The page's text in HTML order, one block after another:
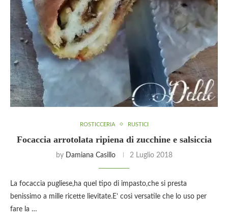
ROSTICCERIA RUSTICI
Focaccia arrotolata ripiena di zucchine e salsiccia
by Damiana Casillo 2 Luglio 2018
La focaccia pugliese,ha quel tipo di impasto,che si presta
benissimo a mille ricette lievitate.E’ così versatile che lo uso per
fare la …